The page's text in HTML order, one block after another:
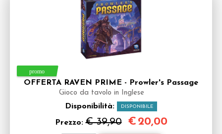
OFFERTA RAVEN PRIME - Prowler's Passage
Gioco da tavolo in Inglese
Disponibilità: DISPONIBILE
Prezzo:€ 39,90 € 20,00